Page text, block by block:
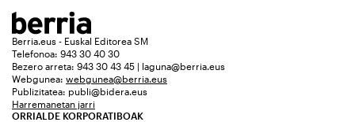
Berria.eus - Euskal Editorea SM
Telefonoa: 943 30 40 30
Bezero arreta: 943 30 43 45 | laguna@berria.eus
Webgunea: webgunea@berria.eus
Publizitatea: publi@bidera.eus
Harremanetan jarri
ORRIALDE KORPORATIBOAK